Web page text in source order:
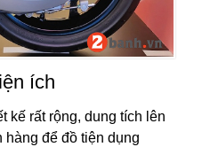
ích
kế rất rộng, dung tích lên
hàng để đồ tiện dụng